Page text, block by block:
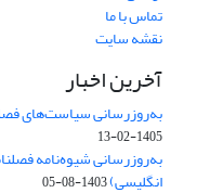
تماس با ما
نقشه سایت
آخرین اخبار
به‌روزرسانی سیاست‌های
1405-02-13
به‌روزرسانی شیوه‌نامه
انگلیسی)1403-08-05